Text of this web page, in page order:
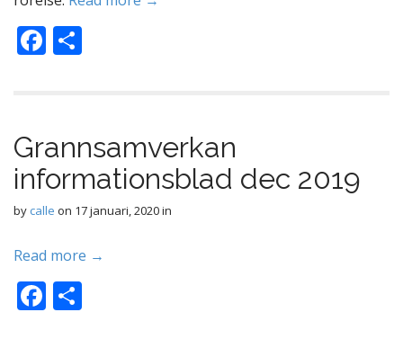
F
o
o
k
Grannsamverkan
informationsblad dec 2019
by calle on 17 januari, 2020in
Read more →
F